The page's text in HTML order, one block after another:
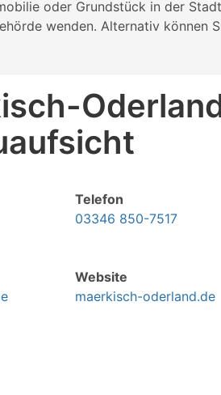
oder Grundstück in der
wenden. Alternativ können
Telefon
03346 850-7517
Website
maerkisch-oderland.de